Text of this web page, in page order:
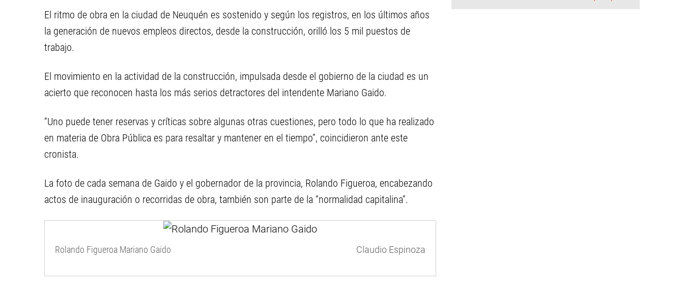
El ritmo de obra en la ciudad de Neuquén es sostenido y según los registros, en los últimos años
la generación de nuevos empleos directos, desde la construcción, orilló los 5 mil puestos de
trabajo.
El movimiento en la actividad de la construcción, impulsada desde el gobierno de la ciudad es un
acierto que reconocen hasta los más serios detractores del intendente Mariano Gaido.
“Uno puede tener reservas y críticas sobre algunas otras cuestiones, pero todo lo que ha realizado
en materia de Obra Pública es para resaltar y mantener en el tiempo”, coincidieron ante este
cronista.
La foto de cada semana de Gaido y el gobernador de la provincia, Rolando Figueroa, encabezando
actos de inauguración o recorridas de obra, también son parte de la “normalidad capitalina”.
Rolando Figueroa Mariano Gaido Claudio Espinoza